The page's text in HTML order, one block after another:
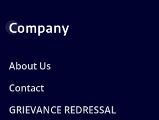
Company
About Us
Contact
GRIEVANCE REDRESSAL